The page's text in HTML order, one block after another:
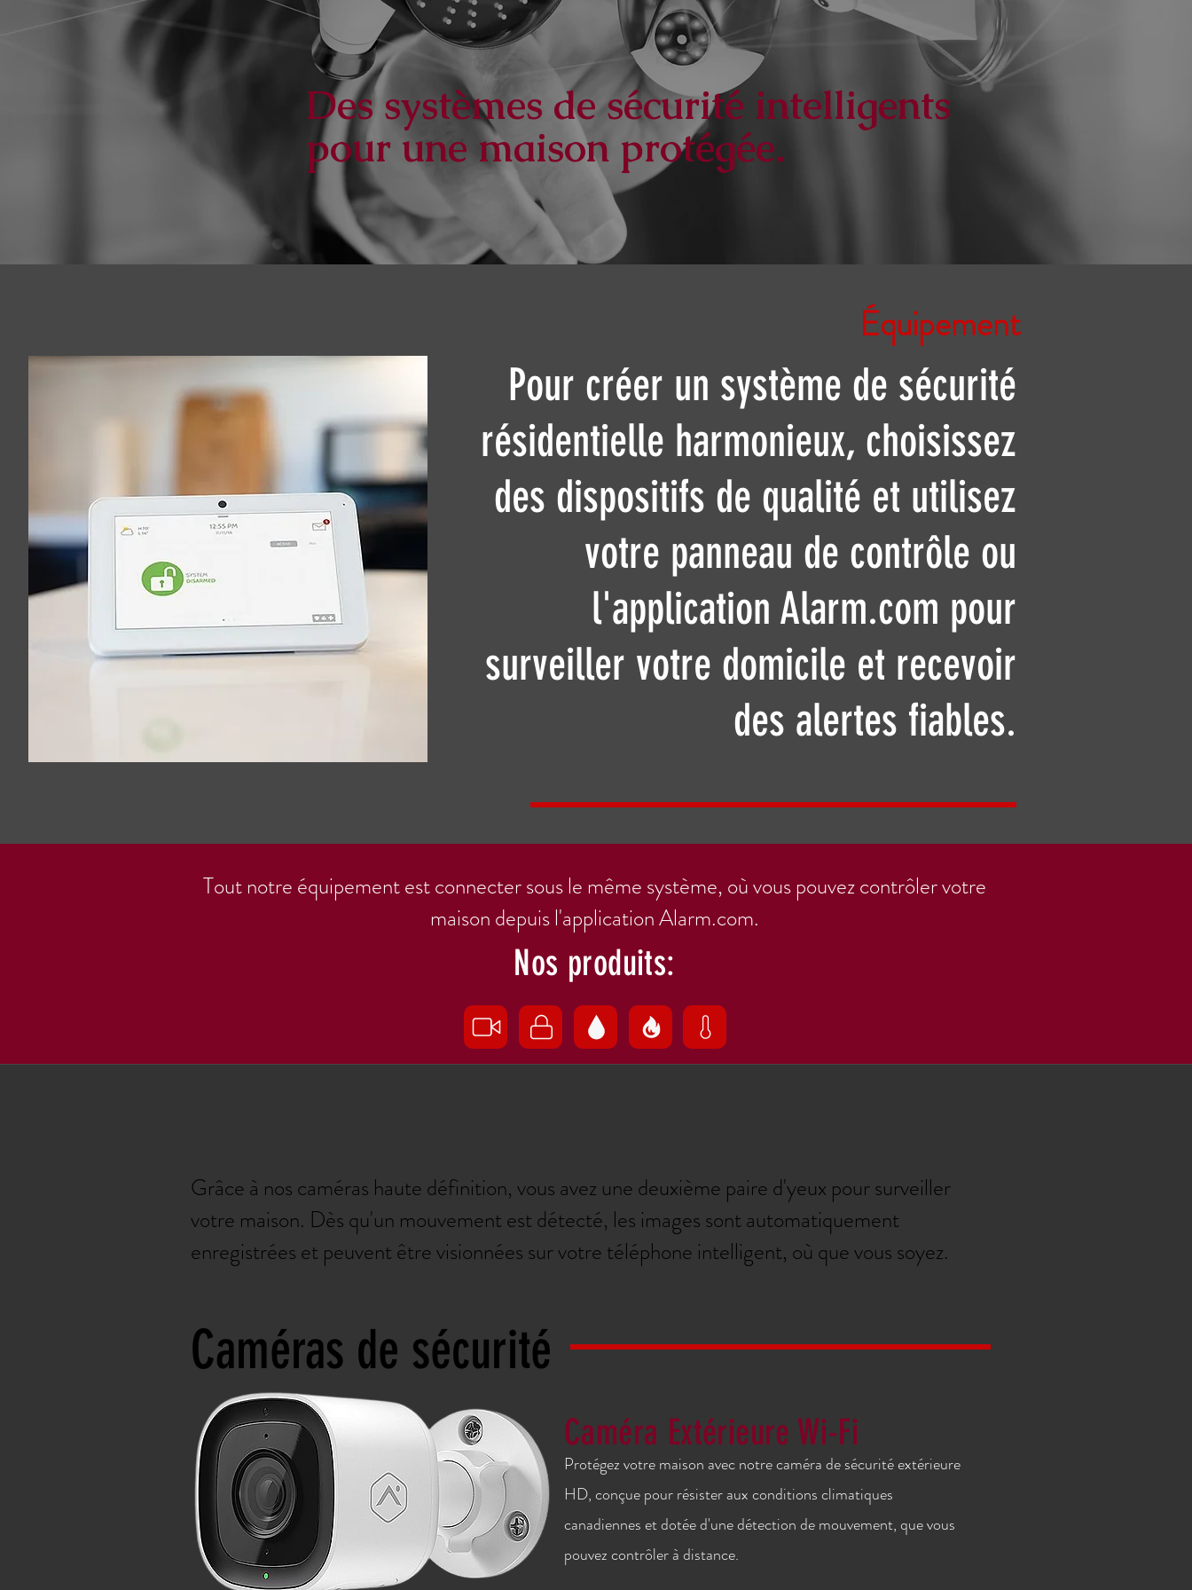
Des systèmes de sécurité intelligents
pour une maison protégée.
Équipement
Pour créer un système de sécurité
résidentielle harmonieux, choisissez
des dispositifs de qualité et utilisez
votre panneau de contrôle ou
l'application Alarm.com pour
surveiller votre domicile et recevoir
des alertes fiables.
Tout notre équipement est connecter sous le même système, où vous pouvez contrôler votre
maison depuis l'application Alarm.com.
Nos produits:
Grâce à nos caméras haute définition, vous avez une deuxième paire d'yeux pour surveiller
votre maison. Dès qu'un mouvement est détecté, les images sont automatiquement
enregistrées et peuventêtre visionnées sur votre téléphone intelligent, où que vous soyez.
Caméras de sécurité
Caméra Extérieure Wi-Fi
Protégez votre maison avec notre caméra de sécurité extérieure
HD, conçue pour résister aux conditions climatiques
canadiennes et dotée d'une détection de mouvement, que vous
pouvez contrôler à distance.